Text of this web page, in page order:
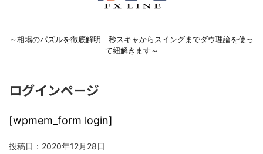
～相場のパズルを徹底解明 秒スキャからスイングまでダウ理論を使っ
て紐解きます～
ログインページ
[wpmem_form login]
投稿日： 2020年12月28日